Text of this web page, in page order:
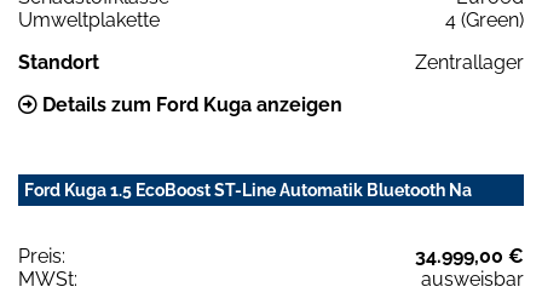
Umweltplakette
4 (Green)
Standort
Zentrallager
Details zum Ford Kuga anzeigen
Ford Kuga 1.5 EcoBoost ST-Line Automatik Bluetooth Na
Preis:
34.999,00 €
MWSt:
ausweisbar